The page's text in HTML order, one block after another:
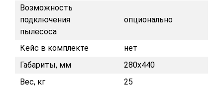
Возможность
подключения
пылесоса
опционально
Кейс в комплекте
нет
Габариты, мм
280x440
Вес, кг
25